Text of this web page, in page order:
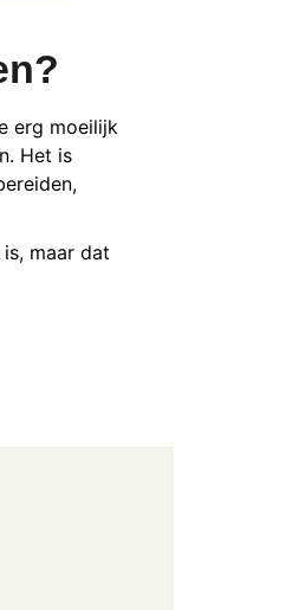
erg moeilijk
Het is
maar dat